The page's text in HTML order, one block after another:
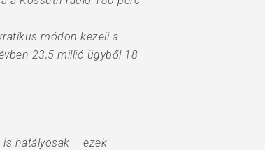
módon kezeli a
23,5 millió ügyből 18
hatályosak – ezek